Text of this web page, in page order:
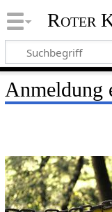
Roter
Anmeldung